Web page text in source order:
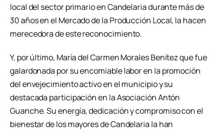
local del sector primario en Candelaria durante más de
30 años en el Mercado de la Producción Local, la hacen
merecedora de este reconocimiento.
Y, por último, María del Carmen Morales Benítez que fue
galardonada por su encomiable labor en la promoción
del envejecimiento activo en el municipio y su
destacada participación en la Asociación Antón
Guanche. Su energía, dedicación y compromiso con el
bienestar de los mayores de Candelaria la han